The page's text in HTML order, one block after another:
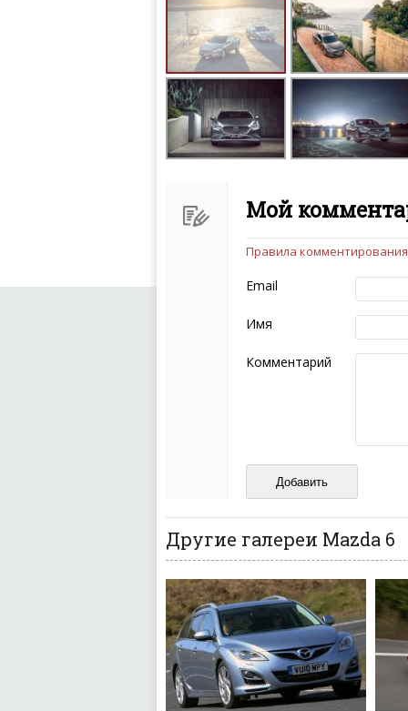
Мой
Чтобы ваш комментарий
следующих правил:
Комментарий не
эмоциональных
Не стоит
Пожалуйста, не
также призывы к
Не размещайте
И запаситесь терпением,
ваш отзыв может
Правила комментирования
Email
Имя
Комментарий
Другие галереи Mazda 6